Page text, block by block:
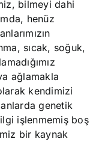
bilmeyi dahi
henüz
sıcak, soğuk,
ağlamakla
kendimizi
anlarda genetik
işlenmemiş boş
bir kaynak